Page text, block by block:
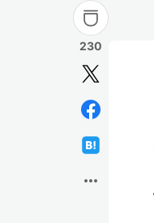
230
more_horiz